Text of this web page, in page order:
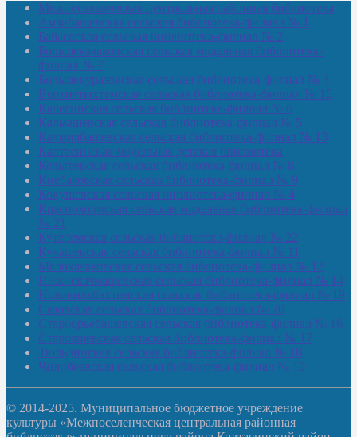
Межпоселенческая центральная районная библиотека
Амзибашевская сельская библиотека-филиал № 1
Бабаевская сельская библиотека-филиал № 2
Большекачаковская сельская модельная библиотека-
филиал № 7
Большекуразовская сельская библиотека-филиал № 3
Верхнетыхтемская сельская библиотека-филиал № 15
Калегинская сельская библиотека-филиал № 6
Калмашевская сельская библиотека-филиал № 5
Калмиябашевская сельская библиотека-филиал № 13
Калтасинская модельная детская библиотека
Кельтеевская сельская библиотека-филиал № 8
Киебаковская сельская библиотека-филиал № 9
Кокушевская сельская библиотека-филиал № 4
Краснохолмская сельская модельная библиотека-филиал
№ 21
Кутеремская сельская библиотека-филиал № 22
Кучашевская сельская библиотека-филиал № 11
Малокачаковская сельская библиотека-филиал № 12
Нижнекачмашевская сельская библиотека-филиал № 14
Новокильбахтинская сельская библиотека-филиал № 19
Сазовская сельская библиотека-филиал № 20
Староорьебашевская сельская библиотека-филиал № 16
Старояшевская сельская библиотека-филиал № 17
Тюльдинская сельская библиотека-филиал № 18
Чилибеевская сельская библиотека-филиал № 10
© 2014-2025. Муниципальное бюджетное учреждение
культуры «Межпоселенческая центральная районная